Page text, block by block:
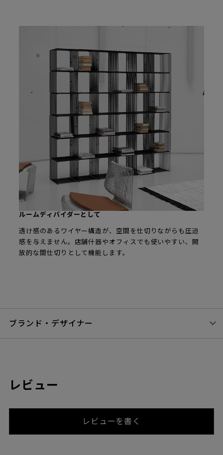
ルームディバイダーとして
透け感のあるワイヤー構造が、空間を仕切りながらも圧迫
感を与えません。店舗什器やオフィスでも使いやすい、開
放的な間仕切りとして機能します。
ブランド・デザイナー
レビュー
レビューを書く